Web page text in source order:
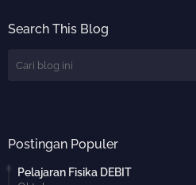
Search This Blog
Postingan Populer
Pelajaran Fisika DEBIT